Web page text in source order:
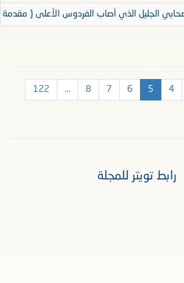
الجليل الذي أصاب الفردوس الأعلى { مقدمة
4
5
6
7
8
...
122
رابط تويتر للمجلة